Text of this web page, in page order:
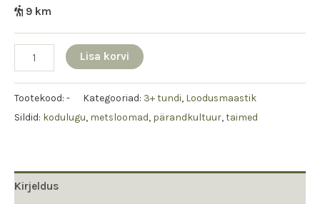
9 km
Lisa korvi
Tootekood: - Kategooriad: 3+ tundi, Loodusmaastik
Sildid: kodulugu, metsloomad, pärandkultuur,taimed
Kirjeldus